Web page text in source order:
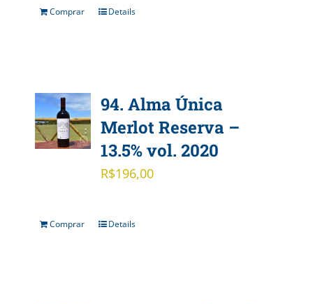
Comprar Details
94. Alma Única
Merlot Reserva –
13.5% vol. 2020
R$196,00
Comprar Details